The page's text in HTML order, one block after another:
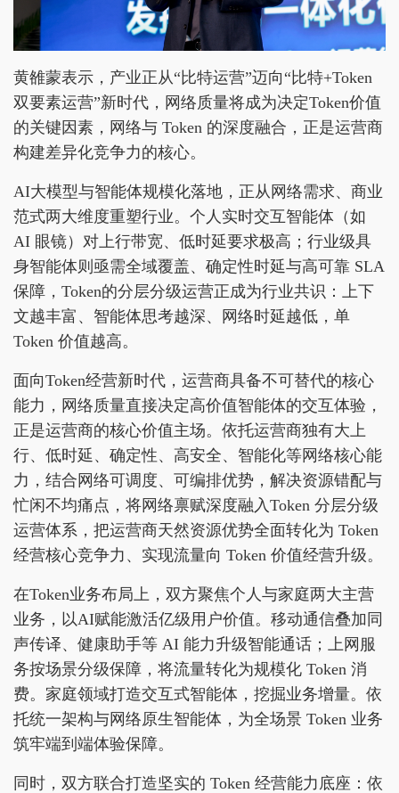
黄雒蒙表示，产业正从“比特运营”迈向“比特+Token
双要素运营”新时代，网络质量将成为决定Token价值
的关键因素，网络与 Token 的深度融合，正是运营商
构建差异化竞争力的核心。​
AI大模型与智能体规模化落地，正从网络需求、商业
范式两大维度重塑行业。个人实时交互智能体（如
AI 眼镜）对上行带宽、低时延要求极高；行业级具
身智能体则亟需全域覆盖、确定性时延与高可靠 SLA
保障，Token的分层分级运营正成为行业共识：上下
文越丰富、智能体思考越深、网络时延越低，单
Token 价值越高。
面向Token经营新时代，运营商具备不可替代的核心
能力，网络质量直接决定高价值智能体的交互体验，
正是运营商的核心价值主场。依托运营商独有大上
行、低时延、确定性、高安全、智能化等网络核心能
力，结合网络可调度、可编排优势，解决资源错配与
忙闲不均痛点，将网络禀赋深度融入Token 分层分级
运营体系，把运营商天然资源优势全面转化为 Token
经营核心竞争力、实现流量向 Token 价值经营升级。
在Token业务布局上，双方聚焦个人与家庭两大主营
业务，以AI赋能激活亿级用户价值。移动通信叠加同
声传译、健康助手等 AI 能力升级智能通话；上网服
务按场景分级保障，将流量转化为规模化 Token 消
费。家庭领域打造交互式智能体，挖掘业务增量。依
托统一架构与网络原生智能体，为全场景 Token 业务
筑牢端到端体验保障。
同时，双方联合打造坚实的 Token 经营能力底座：依